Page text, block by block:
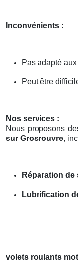
Inconvénients :
Pas adapté
Peut être
Nos services :
Nous proposons
sur Grosrouvre,
Réparation de
Lubrification
volets roulants